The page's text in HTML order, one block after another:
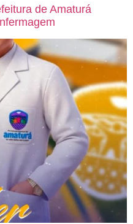
de Amaturá